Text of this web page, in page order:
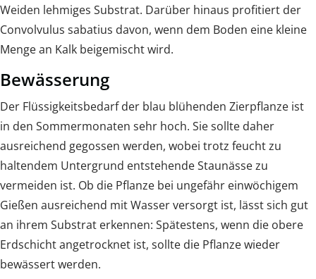
Weiden lehmiges Substrat. Darüber hinaus profitiert der
Convolvulus sabatius davon, wenn dem Boden eine kleine
Menge an Kalk beigemischt wird.
Bewässerung
Der Flüssigkeitsbedarf der blau blühenden Zierpflanze ist
in den Sommermonaten sehr hoch. Sie sollte daher
ausreichend gegossen werden, wobei trotz feucht zu
haltendem Untergrund entstehende Staunässe zu
vermeiden ist. Ob die Pflanze bei ungefähr einwöchigem
Gießen ausreichend mit Wasser versorgt ist, lässt sich gut
an ihrem Substrat erkennen: Spätestens, wenn die obere
Erdschicht angetrocknet ist, sollte die Pflanze wieder
bewässert werden.